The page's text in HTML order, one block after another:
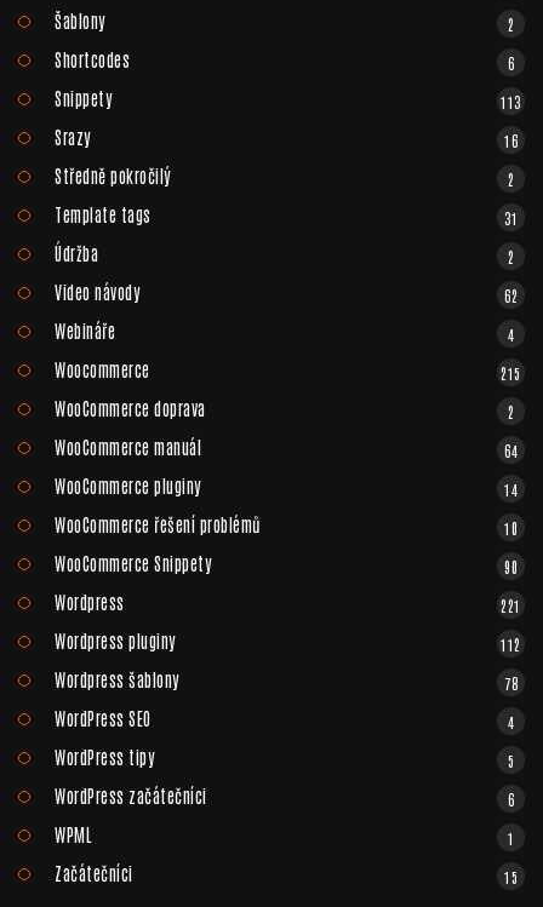
Šablony 2
Shortcodes 6
Snippety 113
Srazy 16
Středně pokročilý 2
Template tags 31
Údržba 2
Video návody 62
Webináře 4
Woocommerce 215
WooCommerce doprava 2
WooCommerce manuál 64
WooCommerce pluginy 14
WooCommerce řešení problémů 10
WooCommerce Snippety 90
Wordpress 221
Wordpress pluginy 112
Wordpress šablony 78
WordPress SEO 4
WordPress tipy 5
WordPress začátečníci 6
WPML 1
Začátečníci 15